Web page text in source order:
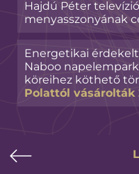
Hajdú Péter
menyasszonyának
Energetikai
Naboo
köreihez köthető
Polattól vásárolták